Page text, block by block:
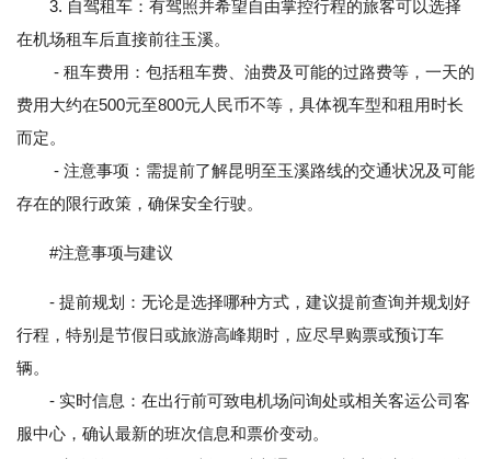
3. 自驾租车：有驾照并希望自由掌控行程的旅客可以选择
在机场租车后直接前往玉溪。
- 租车费用：包括租车费、油费及可能的过路费等，一天的
费用大约在500元至800元人民币不等，具体视车型和租用时长
而定。
- 注意事项：需提前了解昆明至玉溪路线的交通状况及可能
存在的限行政策，确保安全行驶。
#注意事项与建议
- 提前规划：无论是选择哪种方式，建议提前查询并规划好
行程，特别是节假日或旅游高峰期时，应尽早购票或预订车
辆。
- 实时信息：在出行前可致电机场问询处或相关客运公司客
服中心，确认最新的班次信息和票价变动。